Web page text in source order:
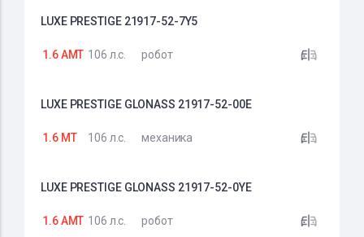
LUXE PRESTIGE 21917-52-7Y5
1.6 AMT 106 л.с. робот
LUXE PRESTIGE GLONASS 21917-52-00E
1.6 MT 106 л.с. механика
LUXE PRESTIGE GLONASS 21917-52-0YE
1.6 AMT 106 л.с. робот